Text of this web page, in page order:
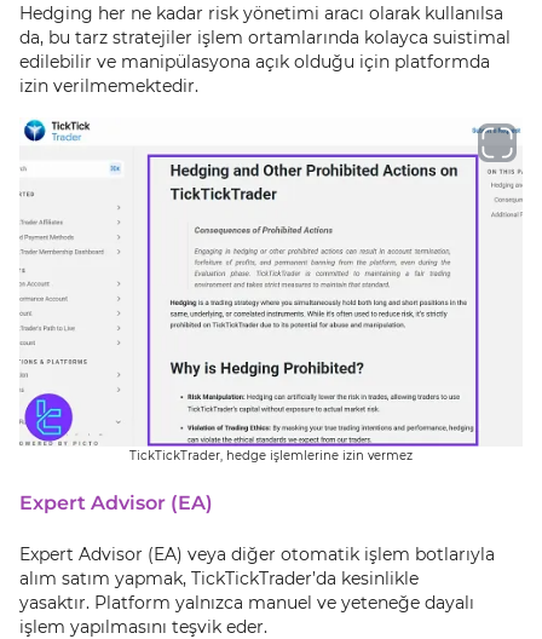
Hedging her ne kadar risk yönetimi aracı olarak kullanılsa
da, bu tarz stratejiler işlem ortamlarında kolayca suistimal
edilebilir ve manipülasyona açık olduğu için platformda
izin verilmemektedir.
TickTickTrader, hedge işlemlerine izin vermez
Expert Advisor (EA)
Expert Advisor (EA) veya diğer otomatik işlem botlarıyla
alım satım yapmak, TickTickTrader’da kesinlikle
yasaktır. Platform yalnızca manuel ve yeteneğe dayalı
işlem yapılmasını teşvik eder.